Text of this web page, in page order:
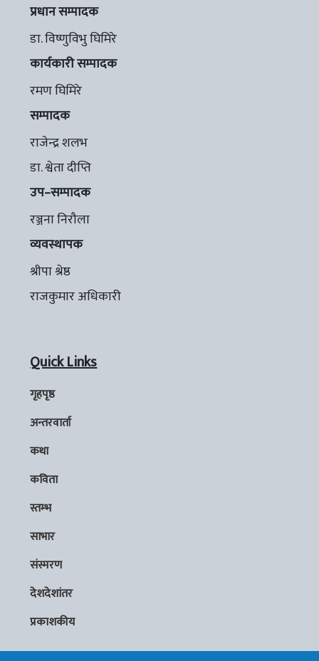
प्रधान सम्पादक
डा. विष्णुविभु घिमिरे
कार्यकारी सम्पादक
रमण घिमिरे
सम्पादक
राजेन्द्र शलभ
डा. श्वेता दीप्ति
उप–सम्पादक
रञ्जना निरौला
व्यवस्थापक
श्रीपा श्रेष्ठ
राजकुमार अधिकारी
Quick Links
गृहपृष्ठ
अन्तरवार्ता
कथा
कविता
स्तम्भ
साभार
संस्मरण
देशदेशांतर
प्रकाशकीय